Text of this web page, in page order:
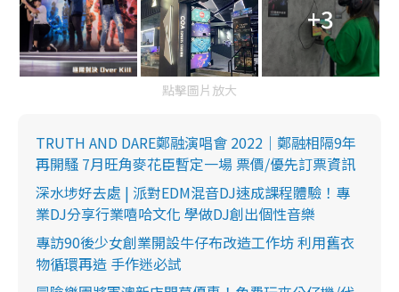
+3
點擊圖片放大
TRUTH AND DARE鄭融演唱會 2022｜鄭融相隔9年
再開騷 7月旺角麥花臣暫定一場 票價/優先訂票資訊
深水埗好去處 | 派對EDM混音DJ速成課程體驗！專
業DJ分享行業嘻哈文化 學做DJ創出個性音樂
專訪90後少女創業開設牛仔布改造工作坊 利用舊衣
物循環再造 手作迷必試